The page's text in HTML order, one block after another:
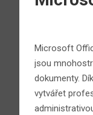
Microsoft
jsou
dokumenty.
vytvářet